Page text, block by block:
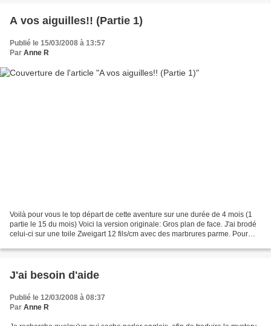
A vos aiguilles!! (Partie 1)
Publié le 15/03/2008 à 13:57
Par Anne R
Voilà pour vous le top départ de cette aventure sur une durée de 4 mois (1
partie le 15 du mois) Voici la version originale: Gros plan de face. J'ai brodé
celui-ci sur une toile Zweigart 12 fils/cm avec des marbrures parme. Pour
J'ai besoin d'aide
Publié le 12/03/2008 à 08:37
Par Anne R